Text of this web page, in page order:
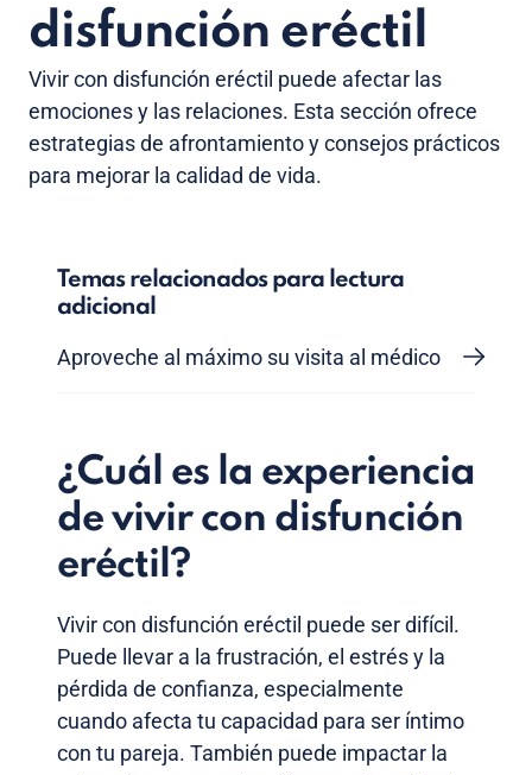
disfunción eréctil
Vivir con disfunción eréctil puede afectar las
emociones y las relaciones. Esta sección ofrece
estrategias de afrontamiento y consejos prácticos
para mejorar la calidad de vida.
Temas relacionados para lectura
adicional
Aproveche al máximo su visita al médico
¿Cuál es la experiencia
de vivir con disfunción
eréctil?
Vivir con disfunción eréctil puede ser difícil.
Puede llevar a la frustración, el estrés y la
pérdida de confianza, especialmente
cuando afecta tu capacidad para ser íntimo
con tu pareja. También puede impactar la